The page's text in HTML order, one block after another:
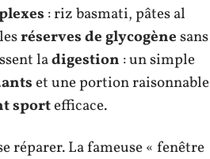
: riz basmati, pâtes al
réserves de glycogènesans
ladigestion : un simple
et une portion raisonnable
sportefficace.
réparer. La fameuse « fenêtre